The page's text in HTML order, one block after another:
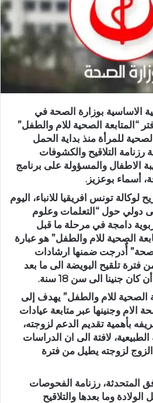
الاساسية بوزارة الصحة في
“المتابعة الصحية للام والطفل”
للمرأة منذ بداية الحمل
رزنامة التلاقيح والكشوفات
الاطفال والمسؤولة على برنامج
أسماء بوعزيز.
تونس افريقيا للانباء، اليوم
دولي حول “التعلمات وعلوم
دامجة في مرحلة ما قبل
الصحية للام والطفل” هو عبارة
أٌدرجت ضمنها ارشادات
فترة تلقيح البويضة الى ما بعد
جنينا الى سن 18 سنة.
الصحية للام والطفل” يهدف إلى
وجنينها عبر متابعة عيادات
بأهمية تقديم الدعم لزوجته،
الطبيعية، لافتة الى ان الدراسات
الزوج لزوجته يطيل من فترة
المتحدثة، رزنامة الفحوصات
وما بعدها والتلاقيح